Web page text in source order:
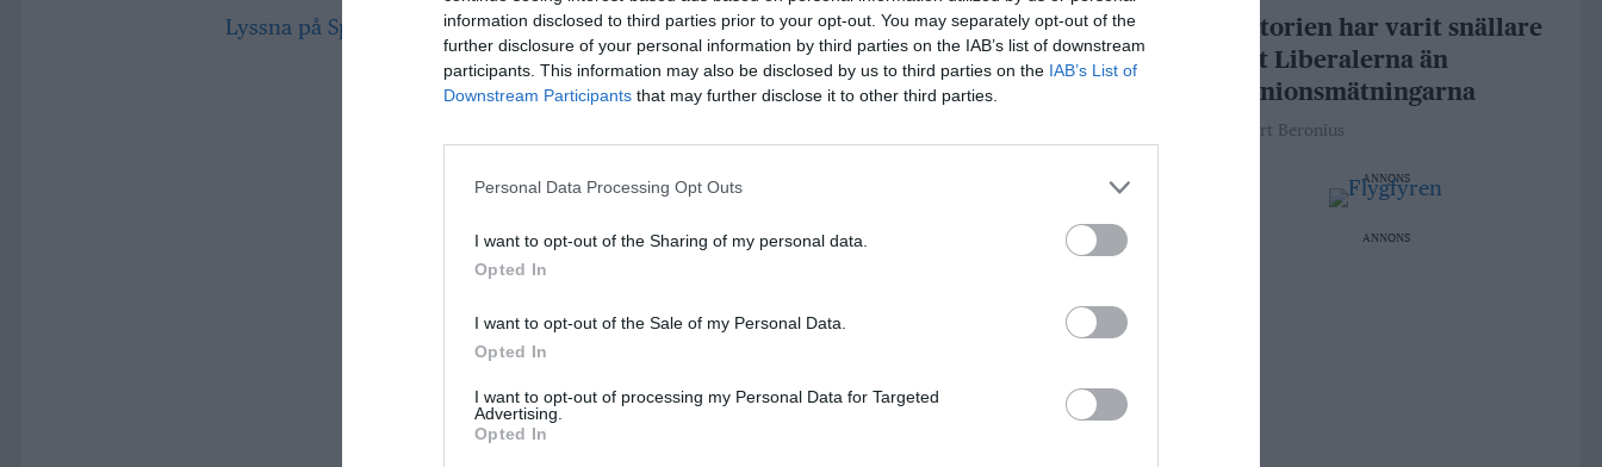
information disclosed to third parties prior to your opt-out. You may separately opt-out of the
further disclosure of your personal information by third parties on the IAB’s list of downstream
participants. This information may also be disclosed by us to third parties on the IAB’s List of
Downstream Participants that may further disclose it to other third parties.
Personal Data Processing Opt Outs
I want to opt-out of the Sharing of my personal data.
Opted In
I want to opt-out of the Sale of my Personal Data.
Opted In
I want to opt-out of processing my Personal Data for Targeted
Advertising.
Opted In
Lyssna på Spotify
Historien har varit snällare
mot Liberalerna än
opinionsmätningarna
Robert Beronius
ANNONS
ANNONS